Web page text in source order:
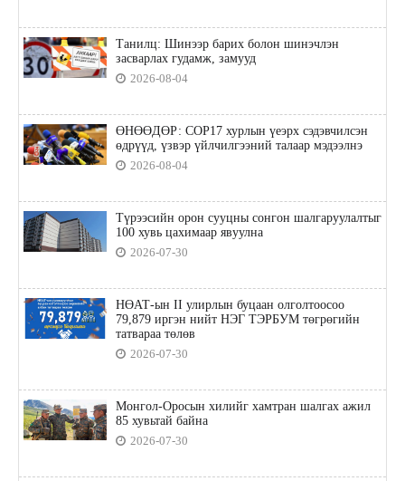
Танилц: Шинээр барих болон шинэчлэн
засварлах гудамж, замууд
2026-08-04
ӨНӨӨДӨР: COP17 хурлын үеэрх сэдэвчилсэн
өдрүүд, үзвэр үйлчилгээний талаар мэдээлнэ
2026-08-04
Түрээсийн орон сууцны сонгон шалгаруулалтыг
100 хувь цахимаар явуулна
2026-07-30
НӨАТ-ын II улирлын буцаан олголтоосоо
79,879 иргэн нийт НЭГ ТЭРБУМ төгрөгийн
татвараа төлөв
2026-07-30
Монгол-Оросын хилийг хамтран шалгах ажил
85 хувьтай байна
2026-07-30